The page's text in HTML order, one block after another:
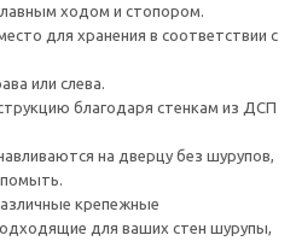
ходом и стопором.
для хранения в соответствии с
или слева.
благодаря стенкам из ДСП
на дверцу без шурупов,
крепежные
для ваших стен шурупы,